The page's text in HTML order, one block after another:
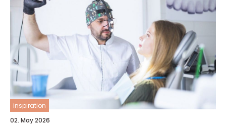
inspiration
02. May 2026